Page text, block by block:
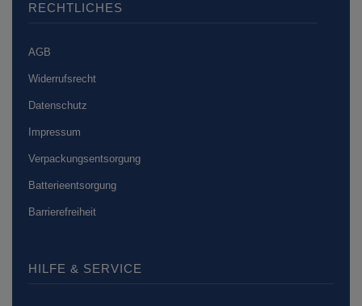
RECHTLICHES
AGB
Widerrufsrecht
Datenschutz
Impressum
Verpackungsentsorgung
Batterieentsorgung
Barrierefreiheit
HILFE & SERVICE